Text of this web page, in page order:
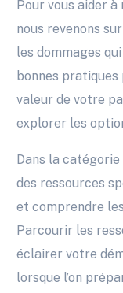
Pour vous aider
nous revenons
les dommages
bonnes
valeur de votre
explorer les
Dans la
des ressources
et comprendre
Parcourir les
éclairer votre
lorsque l’on